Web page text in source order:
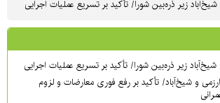
زیر ذره‌بین شورا/ تأکید بر تسریع عملیات اجرایی
زیر ذره‌بین شورا/ تأکید بر تسریع عملیات اجرایی
و شیخ‌آباد/ تأکید بر رفع فوری معارضات و لزوم